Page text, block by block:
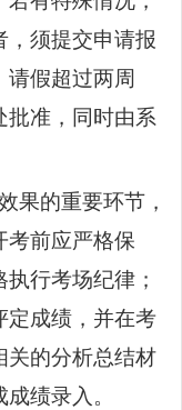
，须提交申请报
假超过两周
批准，同时由系
果的重要环节，
考前应严格保
行考场纪律；
定成绩，并在考
关的分析总结材
绩录入。